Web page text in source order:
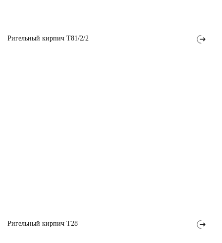
Ригельный кирпич T81/2/2
Ригельный кирпич T28